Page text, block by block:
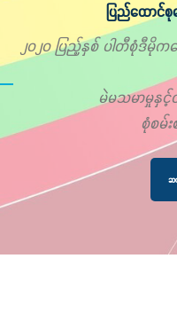
ပြည်ထောင်
၂၀၂၀ ပြည့်နှစ် ပါတီစုံဒီမို
မဲမသမာမှုနှင့်
စုံစမ်
ဆ